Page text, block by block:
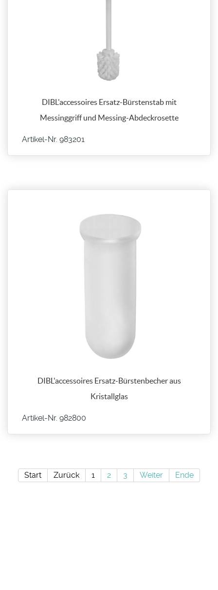
DIBL'accessoires Ersatz-Bürstenstab mit
Messinggriff und Messing-Abdeckrosette
Artikel-Nr. 983201
DIBL'accessoires Ersatz-Bürstenbecher aus
Kristallglas
Artikel-Nr. 982800
Start Zurück 1 2 3 Weiter Ende